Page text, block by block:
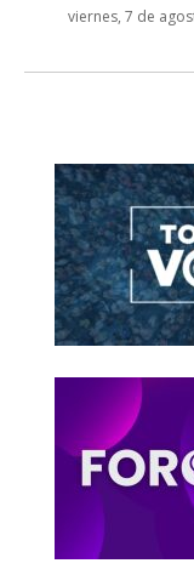
viernes, 7 de